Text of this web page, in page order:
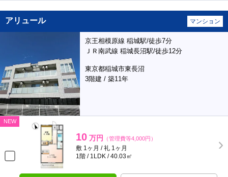
アリュール マンション
京王相模原線 稲城駅/徒歩7分
ＪＲ南武線 稲城長沼駅/徒歩12分
東京都稲城市東長沼
3階建 / 築11年
NEW
10 万円 （管理費等4,000円）
敷 1ヶ月 / 礼 1ヶ月
1階 / 1LDK / 40.03㎡